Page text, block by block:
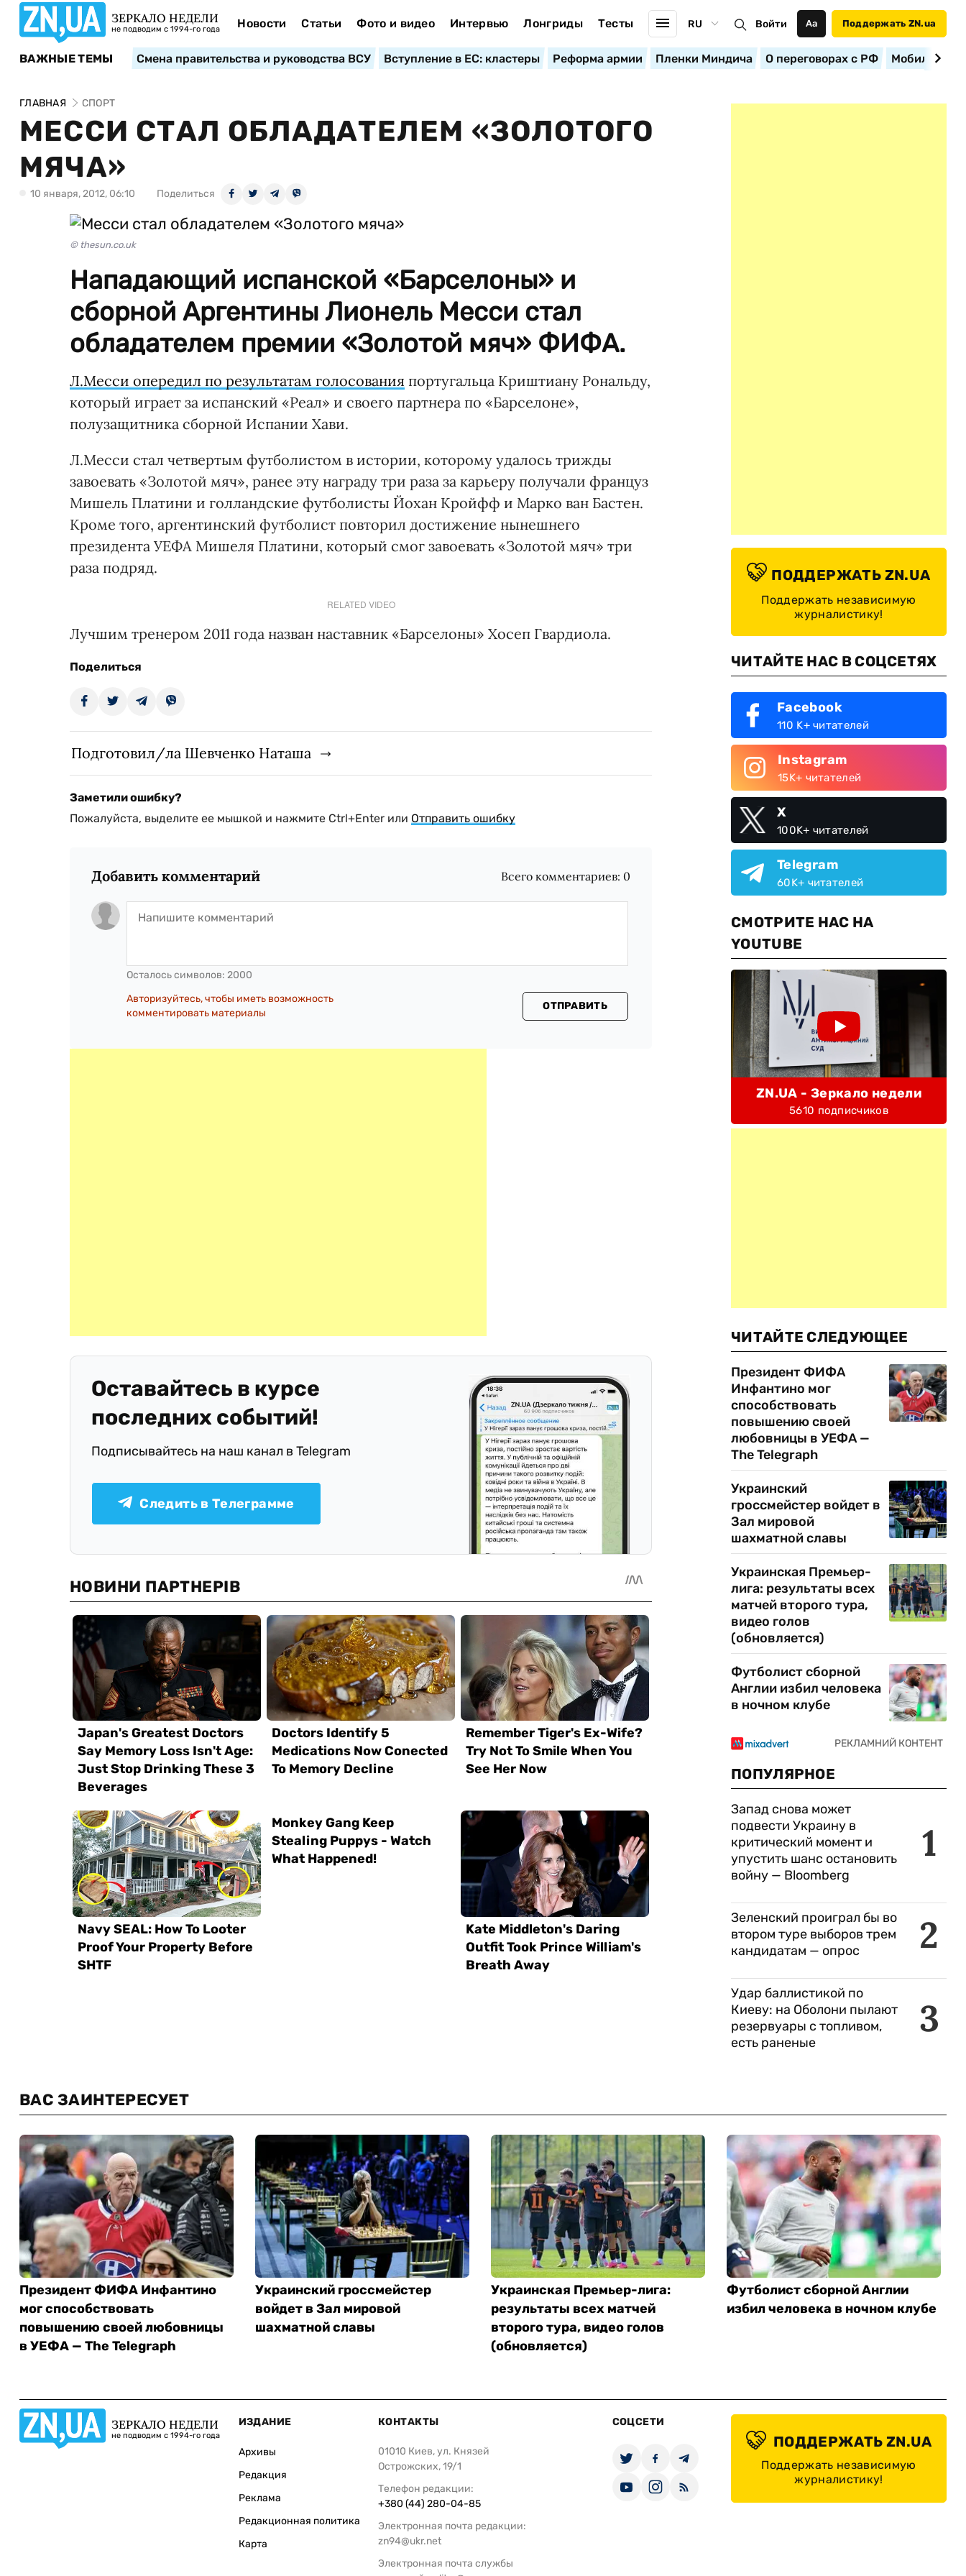
ЗЕРКАЛО НЕДЕЛИ
не подводим с 1994-го года Новости Статьи Фото и видео Интервью Лонгриды Тесты RU Войти Аа Поддержать ZN.ua
ВАЖНЫЕ ТЕМЫ Смена правительства и руководства ВСУ Вступление в ЕС: кластеры Реформа армии Пленки Миндича О переговорах с РФ
ГЛАВНАЯ СПОРТ
МЕССИ СТАЛ ОБЛАДАТЕЛЕМ «ЗОЛОТОГО
МЯЧА»
10 января, 2012, 06:10 Поделиться
© thesun.co.uk
Нападающий испанской «Барселоны» и
сборной Аргентины Лионель Месси стал
обладателем премии «Золотой мяч» ФИФА.
Л.Месси опередил по результатам голосования португальца Криштиану Рональду,
который играет за испанский «Реал» и своего партнера по «Барселоне»,
полузащитника сборной Испании Хави.
Л.Месси стал четвертым футболистом в истории, которому удалось трижды
завоевать «Золотой мяч», ранее эту награду три раза за карьеру получали француз
Мишель Платини и голландские футболисты Йохан Кройфф и Марко ван Бастен.
Кроме того, аргентинский футболист повторил достижение нынешнего
президента УЕФА Мишеля Платини, который смог завоевать «Золотой мяч» три
раза подряд.
RELATED VIDEO
Лучшим тренером 2011 года назван наставник «Барселоны» Хосеп Гвардиола.
Поделиться
Подготовил/ла Шевченко Наташа
Заметили ошибку?
Пожалуйста, выделите ее мышкой и нажмите Ctrl+Enter или Отправить ошибку
Добавить комментарий Всего комментариев: 0
Осталось символов: 2000
Авторизуйтесь, чтобы иметь возможность
комментировать материалы
ОТПРАВИТЬ
Оставайтесь в курсе
последних событий!
Подписывайтесь на наш канал в Telegram
Следить в Телеграмме
ПОДДЕРЖАТЬ ZN.UA
Поддержать независимую
журналистику!
ЧИТАЙТЕ НАС В СОЦСЕТЯХ
Facebook
110 K+ читателей
Instagram
15K+ читателей
X
100K+ читателей
Telegram
60K+ читателей
СМОТРИТЕ НАС НА
YOUTUBE
ZN.UA - Зеркало недели
5610 подписчиков
ЧИТАЙТЕ СЛЕДУЮЩЕЕ
Президент ФИФА
Инфантино мог
способствовать
повышению своей
любовницы в УЕФА —
The Telegraph
Украинский
гроссмейстер войдет в
Зал мировой
шахматной славы
Украинская Премьер-
лига: результаты всех
матчей второго тура,
видео голов
(обновляется)
Футболист сборной
Англии избил человека
в ночном клубе
ПОПУЛЯРНОЕ
1
Запад снова может
подвести Украину в
критический момент и
упустить шанс остановить
войну — Bloomberg
2
Зеленский проиграл бы во
втором туре выборов трем
кандидатам — опрос
3
Удар баллистикой по
Киеву: на Оболони пылают
резервуары с топливом,
есть раненые
ВАС ЗАИНТЕРЕСУЕТ
Президент ФИФА Инфантино
мог способствовать
повышению своей любовницы
в УЕФА — The Telegraph
Украинский гроссмейстер
войдет в Зал мировой
шахматной славы
Украинская Премьер-лига:
результаты всех матчей
второго тура, видео голов
(обновляется)
Футболист сборной Англии
избил человека в ночном клубе
ЗЕРКАЛО НЕДЕЛИ
не подводим с 1994-го года
ИЗДАНИЕ
Архивы
Редакция
Реклама
Редакционная политика
Карта
КОНТАКТЫ
01010 Киев, ул. Князей
Острожских, 19/1
Телефон редакции:
+380 (44) 280-04-85
Электронная почта редакции:
zn94@ukr.net
Электронная почта службы
СОЦСЕТИ
ПОДДЕРЖАТЬ ZN.UA
Поддержать независимую
журналистику!